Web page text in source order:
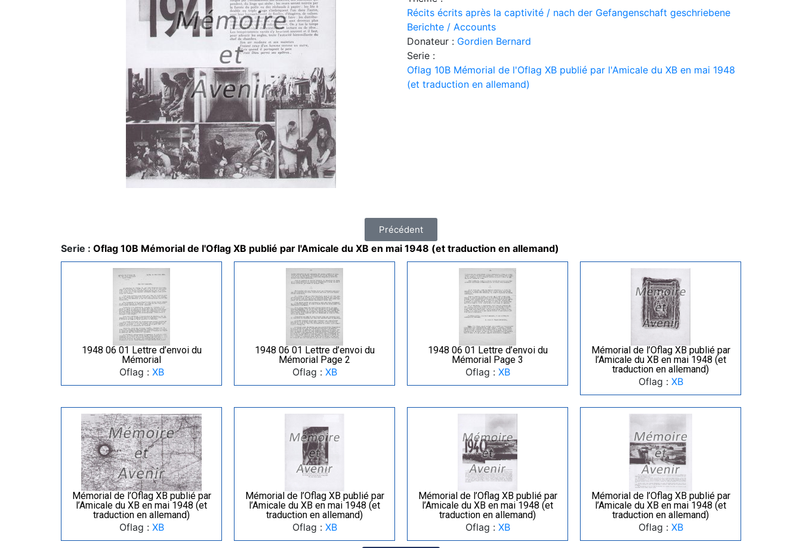
Récits écrits après la captivité / nach der Gefangenschaft geschriebene
Berichte / Accounts
Donateur : Gordien Bernard
Serie :
Oflag 10B Mémorial de l'Oflag XB publié par l'Amicale du XB en mai 1948
(et traduction en allemand)
Précédent
Serie : Oflag 10B Mémorial de l'Oflag XB publié par l'Amicale du XB en mai 1948 (et traduction en allemand)
1948 06 01 Lettre d’envoi du
Mémorial
Oflag : XB
1948 06 01 Lettre d’envoi du
Mémorial Page 2
Oflag : XB
1948 06 01 Lettre d’envoi du
Mémorial Page 3
Oflag : XB
Mémorial de l’Oflag XB publié par
l’Amicale du XB en mai 1948 (et
traduction en allemand)
Oflag : XB
Mémorial de l’Oflag XB publié par
l’Amicale du XB en mai 1948 (et
traduction en allemand)
Oflag : XB
Mémorial de l’Oflag XB publié par
l’Amicale du XB en mai 1948 (et
traduction en allemand)
Oflag : XB
Mémorial de l’Oflag XB publié par
l’Amicale du XB en mai 1948 (et
traduction en allemand)
Oflag : XB
Mémorial de l’Oflag XB publié par
l’Amicale du XB en mai 1948 (et
traduction en allemand)
Oflag : XB